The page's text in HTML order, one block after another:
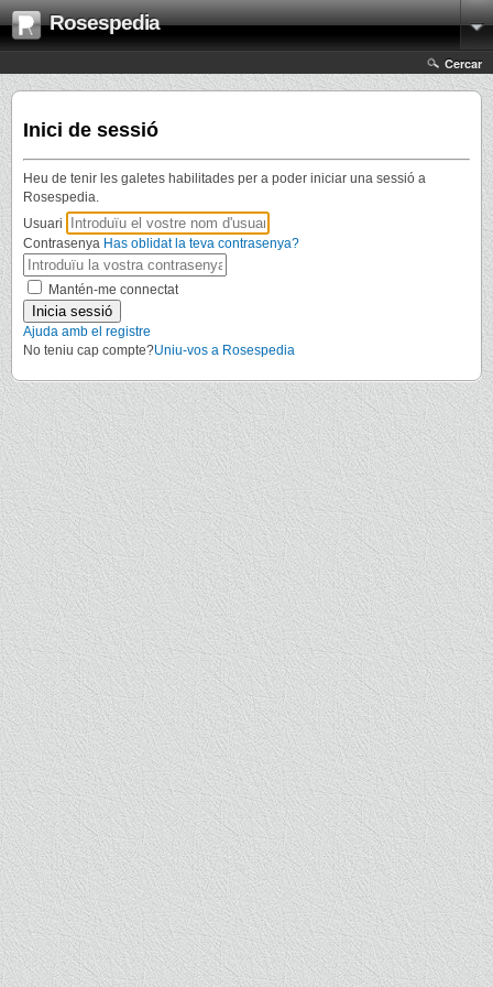
Rosespedia
Cercar
Inici de sessió
Heu de tenir les galetes habilitades per a poder iniciar una sessió a
Rosespedia.
Usuari
Contrasenya Has oblidat la teva contrasenya?
Mantén-me connectat
Ajuda amb el registre
No teniu cap compte?Uniu-vos a Rosespedia